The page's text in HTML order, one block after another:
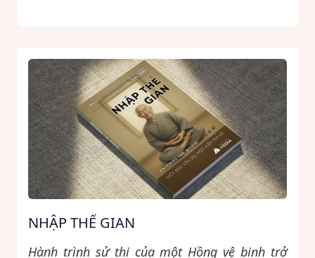
NHẬP THẾ GIAN
Hành trình sử thi của một Hồng vệ binh trở